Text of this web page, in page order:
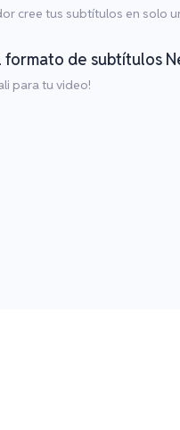
cree tus subtítulos en solo
de subtítulos
para tu video!